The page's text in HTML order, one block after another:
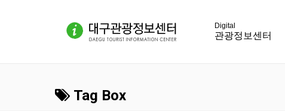
관광정보센터
Tag Box